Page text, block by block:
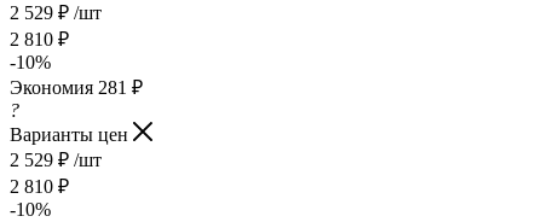
2 529 ₽ /шт
2 810 ₽
-10%
Экономия 281 ₽
?
Варианты цен
2 529 ₽ /шт
2 810 ₽
-10%